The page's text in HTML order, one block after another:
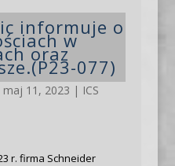
informuje o
w
oraz
077)
maj 11, 2023 | ICS
r. firma Schneider